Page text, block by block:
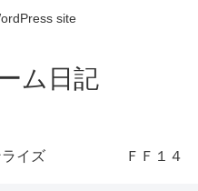
site
ム日記
イズ ＦＦ１４